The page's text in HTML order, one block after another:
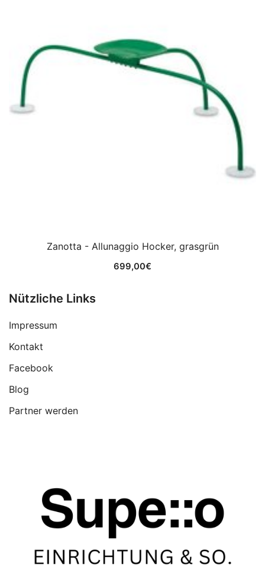
Zanotta - Allunaggio Hocker, grasgrün
699,00€
Nützliche Links
Impressum
Kontakt
Facebook
Blog
Partner werden